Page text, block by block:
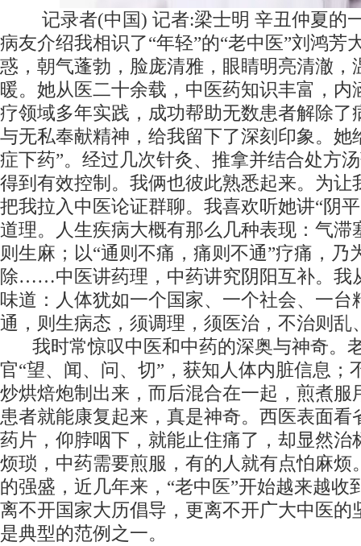
记录者(中国) 记者:梁士明 辛丑仲夏的
病友介绍我相识了“年轻”的“老中医”刘鸿芳
惑，朝气蓬勃，脸庞清雅，眼睛明亮清澈，
暖。她从医二十余载，中医药知识丰富，内
疗领域多年实践，成功帮助无数患者解除了
与无私奉献精神，给我留下了深刻印象。她
症下药”。经过几次针灸、推拿并结合处方
得到有效控制。我俩也彼此熟悉起来。为让
把我拉入中医论证群聊。我喜欢听她讲“阴
道理。人生疾病大概有那么几种表现：气滞
则生麻；以“通则不痛，痛则不通”疗痛，乃
除……中医讲药理，中药讲究阴阳互补。我
味道：人体犹如一个国家、一个社会、一台
通，则生病态，须调理，须医治，不治则
我时常惊叹中医和中药的深奥与神奇。
官“望、闻、问、切”，获知人体内脏信息；
炒烘焙炮制出来，而后混合在一起，煎煮服
患者就能康复起来，真是神奇。西医表面看
药片，仰脖咽下，就能止住痛了，却显然治
烦琐，中药需要煎服，有的人就有点怕麻
的强盛，近几年来，“老中医”开始越来越收
离不开国家大历倡导，更离不开广大中医的
是典型的范例之一。